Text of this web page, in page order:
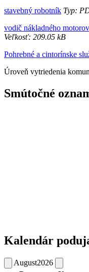
stavebný robotník Typ:
vodič nákladného
Veľkosť: 209.05 kB
Pohrebné a cintorínske
Úroveň vytriedenia
Smútočné
Kalendár
August2026